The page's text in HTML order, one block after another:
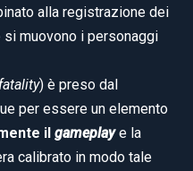
alla registrazione dei
muovono i personaggi
fatality) è preso dal
per essere un elemento
il gameplaye la
calibrato in modo tale